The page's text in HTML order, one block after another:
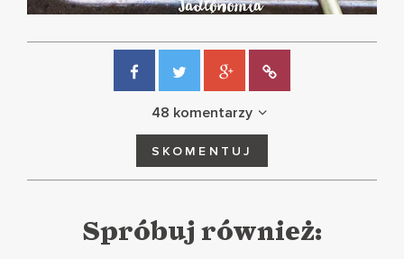
48 komentarzy
SKOMENTUJ
Spróbuj również: